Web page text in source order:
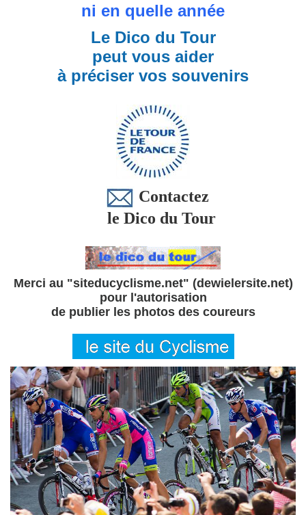
ni en quelle année
Le Dico du Tour
peut vous aider
à préciser vos souvenirs
Contactez
le Dico du Tour
Merci au "siteducyclisme.net" (dewielersite.net)
pour l'autorisation
de publier les photos des coureurs